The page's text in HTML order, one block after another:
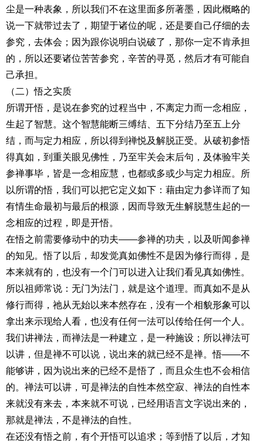
尘是一种表象，所以我们不在这里面多所著墨，因此概略的
说一下就带过去了，期望于诸位的呢，还是要自己仔细的去
参究，去体会；因为跟你说明白说破了，那你一定不肯承担
的，所以还要诸位苦苦参究，辛苦的寻觅，然后才有可能自
己承担。
（二）悟之实质
所谓开悟，是说在参究的过程当中，不离定力而一念相应，
生起了智慧。这个智慧能断三缚结、五下分结乃至五上分
结，而与定力相应，所以得到禅悦及解脱正受。从破初参悟
得真如，到重关眼见佛性，乃至牢关会末后句，及体验牢关
参禅事毕，皆是一念相应慧，也都或多或少与定力相应。所
以所谓的悟，我们可以把它定义如下：藉由定力参详而了知
有情生命最初与最后的根源，因而导致无生解脱慧生起的一
念相应的过程，即是开悟。
在悟之前需要修动中的功夫——参禅的功夫，以及听闻参禅
的知见。悟了以后，却发觉真如佛性不是因为修行而得，是
本来就有的，也没有一个门可以进入让我们看见真如佛性。
所以祖师常说：无门为法门，就是这个道理。而真如不是从
修行而得，祂从无始以来本然存在，没有一个相貌形象可以
拿出来示现给人看，也没有任何一法可以传给任何一个人。
我们讲禅法，而禅法是一种建立，是一种施设；所以禅法可
以讲，但是禅不可以说，说出来的就已经不是禅。悟——不
能够讲，因为说出来的已经不是悟了，而且众生也不会相信
的。禅法可以讲，可是禅法的自性本然空寂、禅法的自性本
来就没有来去，本来就不可说，已经用语言文字说出来的，
那就是禅法，不是禅法的自性。
在还没有悟之前，有个开悟可以追求；等到悟了以后，才知